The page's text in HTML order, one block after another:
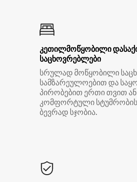
კეთილმოწყობილი
საცხოვრებლები
სრულად მოწყობილი
სამზარეულოებით და
პირობებით ერთი თვით ან
კომფორტული
ბევრად სჯობია.